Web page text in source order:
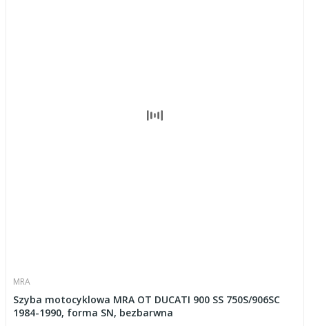
MRA
Szyba motocyklowa MRA OT DUCATI 900 SS 750S/906SC
1984-1990, forma SN, bezbarwna